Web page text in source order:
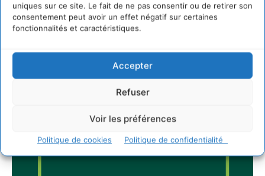
uniques sur ce site. Le fait de ne pas consentir ou de retirer son
consentement peut avoir un effet négatif sur certaines
fonctionnalités et caractéristiques.
Accepter
Refuser
Voir les préférences
Politique de cookies Politique de confidentialité